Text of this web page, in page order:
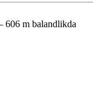
606 m balandlikda